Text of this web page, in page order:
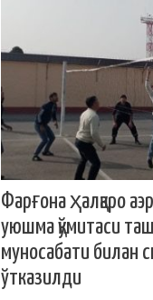
Фарғона ҳалқаро
уюшма қўмитаси
муносабати билан
ўтказилди